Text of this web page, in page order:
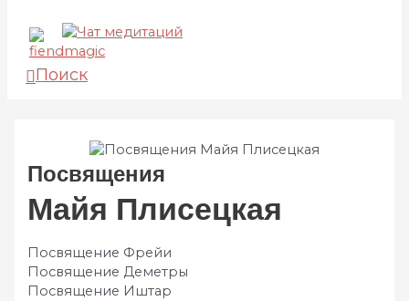
Поиск
Посвящения
Майя Плисецкая
Посвящение Фрейи
Посвящение Деметры
Посвящение Иштар